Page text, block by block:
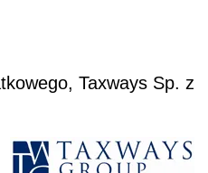
Taxways Sp. z